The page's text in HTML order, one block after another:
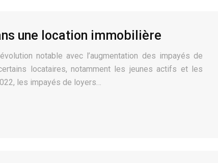
une location immobilière
notable avec l’augmentation des impayés de
locataires, notamment les jeunes actifs et les
les impayés de loyers…